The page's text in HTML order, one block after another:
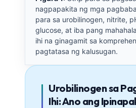
nagpapakita ng mga
para sa urobilinogen, nitrite,
glucose, at iba pang
ihi na ginagamit sa
pagtatasa ng kalusugan.
Urobilinogen sa
Ihi: Ano ang